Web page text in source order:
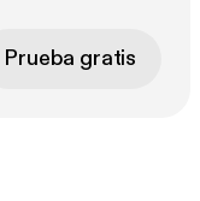
Prueba gratis